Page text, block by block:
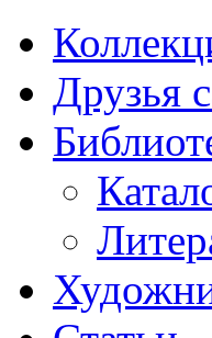
Друзья